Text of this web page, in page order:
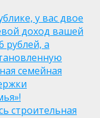
у вас двое
доход вашей
рублей, а
семейная
строительная